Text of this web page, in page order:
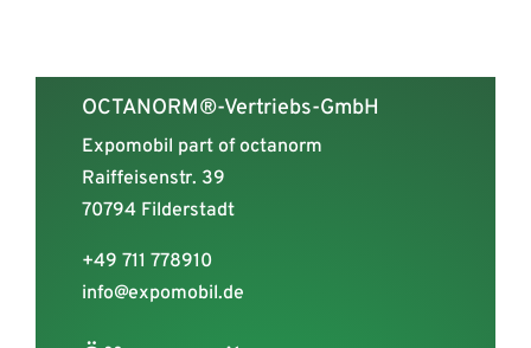
OCTANORM®-Vertriebs-GmbH
Expomobil part of octanorm
Raiffeisenstr. 39
70794 Filderstadt
+49 711 778910
info@expomobil.de